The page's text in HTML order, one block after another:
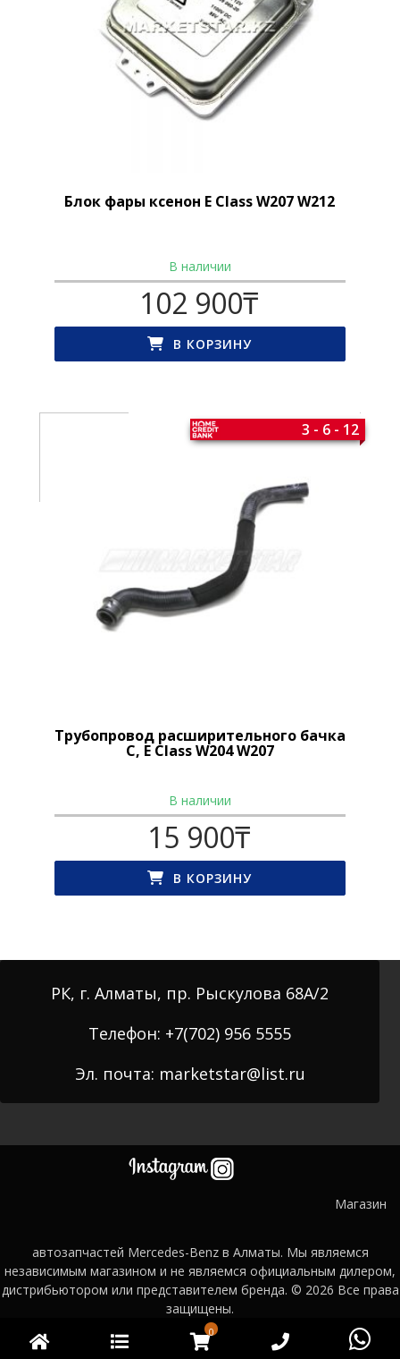
Блок фары ксенон E Class W207 W212
В наличии
102 900₸
В КОРЗИНУ
Трубопровод расширительного бачка
С, E Class W204 W207
3 - 6 - 12
В наличии
15 900₸
В КОРЗИНУ
РК, г. Алматы, пр. Рыскулова 68А/2
Телефон: +7(702) 956 5555
Эл. почта: marketstar@list.ru
Магазин
автозапчастей Mercedes-Benz в Алматы. Мы являемся
независимым магазином и не являемся официальным дилером,
дистрибьютором или представителем бренда. © 2026 Все права
защищены.
Главная Категории
0WooCommerce